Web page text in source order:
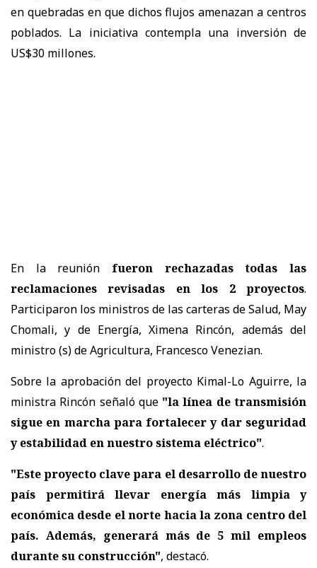
en quebradas en que dichos flujos amenazan a centros
poblados. La iniciativa contempla una inversión de
US$30 millones.
En la reunión fueron rechazadas todas las
reclamaciones revisadas en los 2 proyectos.
Participaron los ministros de las carteras de Salud, May
Chomali, y de Energía, Ximena Rincón, además del
ministro (s) de Agricultura, Francesco Venezian.
Sobre la aprobación del proyecto Kimal-Lo Aguirre, la
ministra Rincón señaló que "la línea de transmisión
sigue en marcha para fortalecer y dar seguridad
y estabilidad en nuestro sistema eléctrico".
"Este proyecto clave para el desarrollo de nuestro
país permitirá llevar energía más limpia y
económica desde el norte hacia la zona centro del
país. Además, generará más de 5 mil empleos
durante su construcción", destacó.